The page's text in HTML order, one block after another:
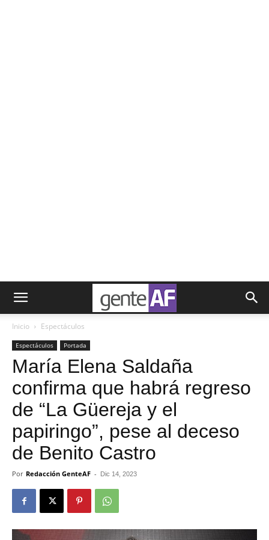
Inicio Espectáculos
Espectáculos Portada
María Elena Saldaña
confirma que habrá regreso
de “La Güereja y el
papiringo”, pese al deceso
de Benito Castro
Por Redacción GenteAF - Dic 14, 2023